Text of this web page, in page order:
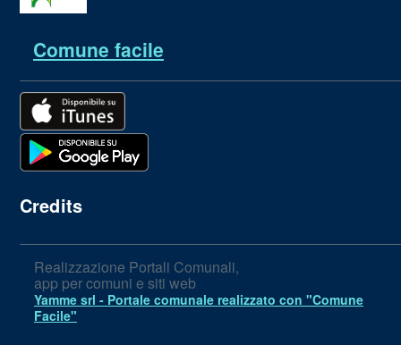
Comune facile
Credits
Realizzazione Portali Comunali,
app per comuni e siti web
Yamme srl - Portale comunale realizzato con "Comune
Facile"